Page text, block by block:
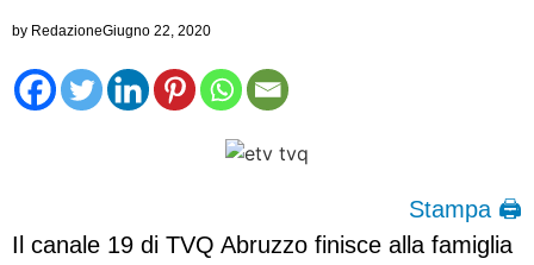
by RedazioneGiugno 22, 2020
Stampa 🖨
Il canale 19 di TVQ Abruzzo finisce alla famiglia